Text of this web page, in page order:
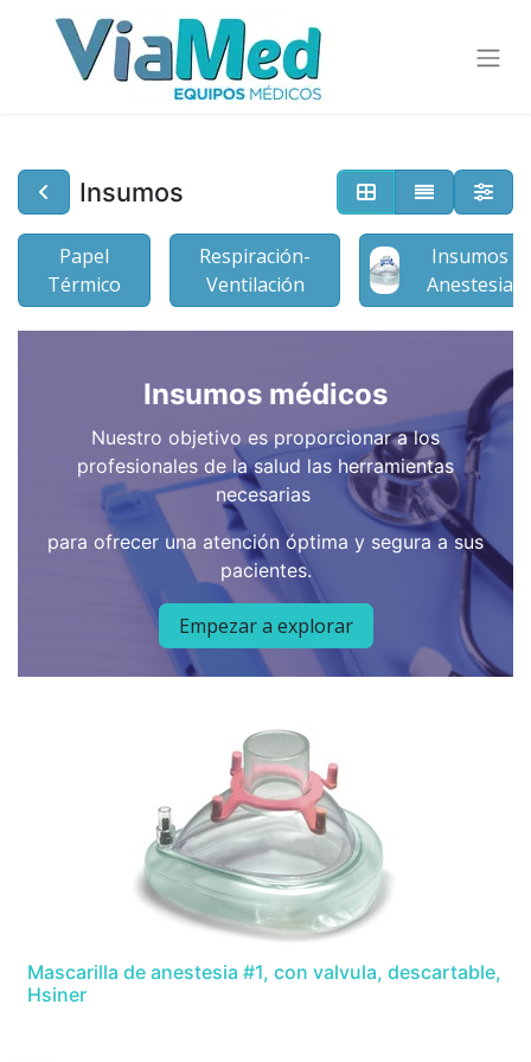
Insumos
Papel
Térmico
Respiración-
Ventilación
Insumos
Anestesia
Insumos médicos
Nuestro objetivo es proporcionar a los
profesionales de la salud las herramientas
necesarias
para ofrecer una atención óptima y segura a sus
pacientes.
Empezar a explorar
Mascarilla de anestesia #1, con valvula, descartable,
Hsiner